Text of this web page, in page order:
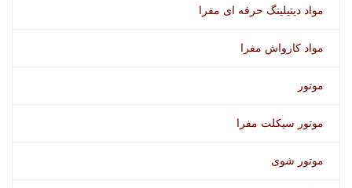
مواد دیتیلینگ حرفه ای مفرا
مواد کارواش مفرا
موتور
موتور سیکلت مفرا
موتور شوی